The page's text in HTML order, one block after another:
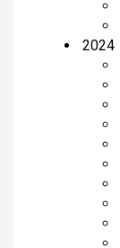
2024